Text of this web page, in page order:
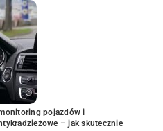
pojazdów i
– jak skutecznie